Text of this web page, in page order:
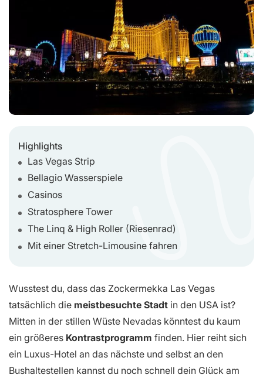
Highlights
Las Vegas Strip
Bellagio Wasserspiele
Casinos
Stratosphere Tower
The Linq & High Roller (Riesenrad)
Mit einer Stretch-Limousine fahren
Wusstest du, dass das Zockermekka Las Vegas
tatsächlich die meistbesuchte Stadt in den USA ist?
Mitten in der stillen Wüste Nevadas könntest du kaum
ein größeres Kontrastprogramm finden. Hier reiht sich
ein Luxus-Hotel an das nächste und selbst an den
Bushaltestellen kannst du noch schnell dein Glück am